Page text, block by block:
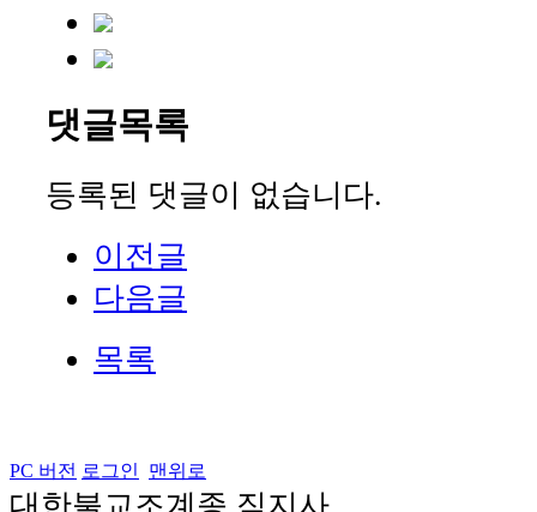
댓글목록
등록된 댓글이 없습니다.
이전글
다음글
목록
PC 버전 로그인 맨위로